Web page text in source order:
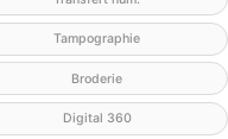
Tampographie
Broderie
Digital 360